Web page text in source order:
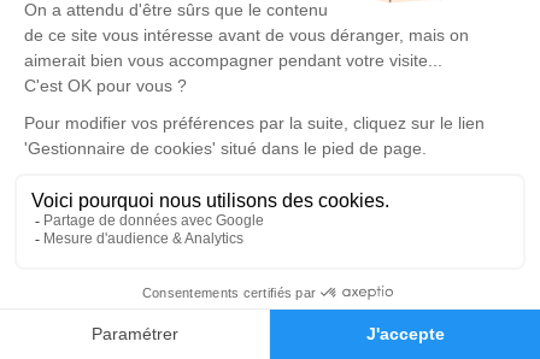
Faire-part Hommages
MIANO.
Un service de plantation d’arbre hommage est
disponible ici.
Je rends hommage
Cérémonie religieuse
Église Saint Vincent de Paul de Wattrelos
59150 Wattrelos